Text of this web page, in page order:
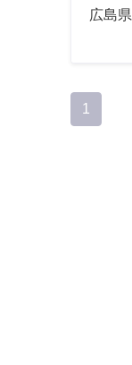
広島県
1